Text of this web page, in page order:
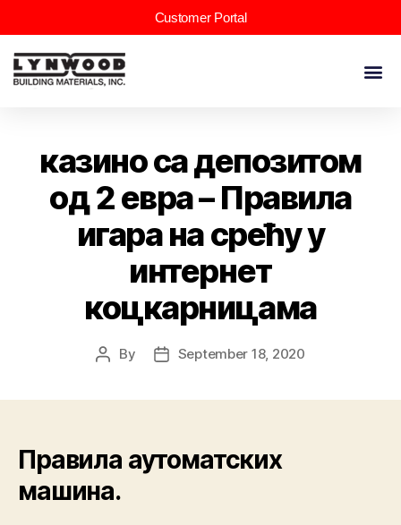
Customer Portal
казино са депозитом
од 2 евра – Правила
игара на срећу у
интернет
коцкарницама
By September 18, 2020
Правила аутоматских
машина.